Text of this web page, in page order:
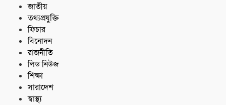
জাতীয়
তথ্যপ্রযুক্তি
ফিচার
বিনোদন
রাজনীতি
লিড নিউজ
শিক্ষা
সারাদেশ
স্বাস্থ্য